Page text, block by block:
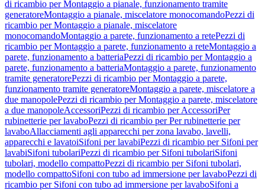
di ricambio per Montaggio a pianale, funzionamento tramite
generatoreMontaggio a pianale, miscelatore monocomandoPezzi di
ricambio per Montaggio a pianale, miscelatore
monocomandoMontaggio a parete, funzionamento a retePezzi di
ricambio per Montaggio a parete, funzionamento a reteMontaggio a
parete, funzionamento a batteriaPezzi di ricambio per Montaggio a
parete, funzionamento a batteriaMontaggio a parete, funzionamento
tramite generatorePezzi di ricambio per Montaggio a parete,
funzionamento tramite generatoreMontaggio a parete, miscelatore a
due manopolePezzi di ricambio per Montaggio a parete, miscelatore
a due manopoleAccessoriPezzi di ricambio per AccessoriPer
rubinetterie per lavaboPezzi di ricambio per Per rubinetterie per
lavaboAllacciamenti agli apparecchi per zona lavabo, lavelli,
apparecchi e lavatoiSifoni per lavabiPezzi di ricambio per Sifoni per
lavabiSifoni tubolariPezzi di ricambio per Sifoni tubolariSifoni
tubolari, modello compattoPezzi di ricambio per Sifoni tubolari,
modello compattoSifoni con tubo ad immersione per lavaboPezzi di
ricambio per Sifoni con tubo ad immersione per lavaboSifoni a